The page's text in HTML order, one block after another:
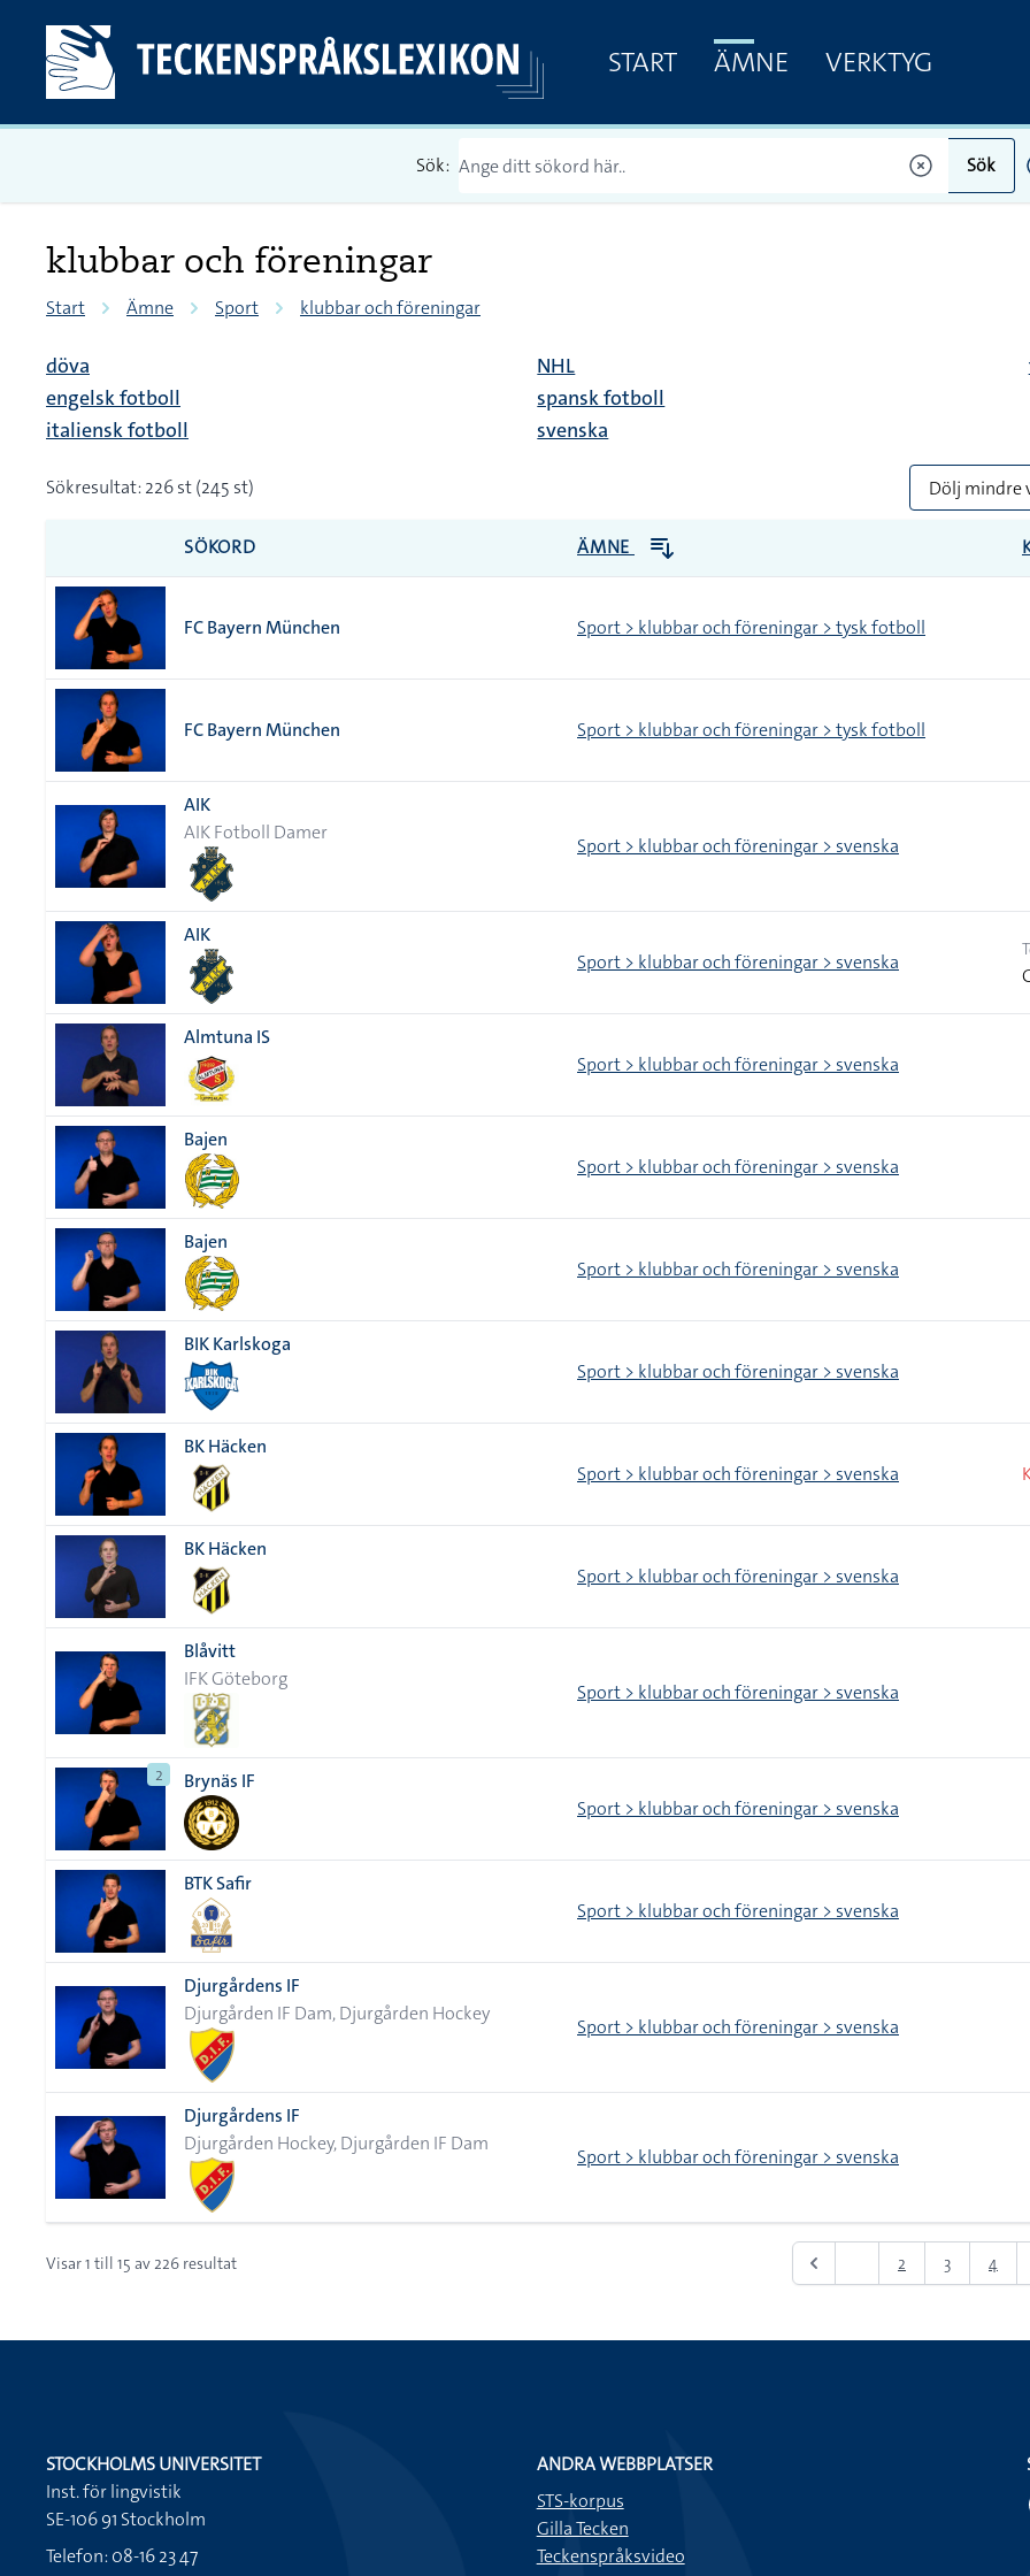
START ÄMNE VERKTYG
Sök: Sök
klubbar och föreningar
Start Ämne Sport klubbar och föreningar
döva
engelsk fotboll
italiensk fotboll
NHL
spansk fotboll
svenska
Sökresultat: 226 st (245 st) Dölj mindre
SÖKORD ÄMNE
FC Bayern München Sport > klubbar och föreningar > tysk fotboll
FC Bayern München Sport > klubbar och föreningar > tysk fotboll
AIK
AIK Fotboll Damer
Sport > klubbar och föreningar > svenska
AIK
Sport > klubbar och föreningar > svenska
Almtuna IS
Sport > klubbar och föreningar > svenska
Bajen
Sport > klubbar och föreningar > svenska
Bajen
Sport > klubbar och föreningar > svenska
BIK Karlskoga
Sport > klubbar och föreningar > svenska
BK Häcken
Sport > klubbar och föreningar > svenska
BK Häcken
Sport > klubbar och föreningar > svenska
Blåvitt
IFK Göteborg
Sport > klubbar och föreningar > svenska
2
Brynäs IF
Sport > klubbar och föreningar > svenska
BTK Safir
Sport > klubbar och föreningar > svenska
Djurgårdens IF
Djurgården IF Dam, Djurgården Hockey
Sport > klubbar och föreningar > svenska
Djurgårdens IF
Djurgården Hockey, Djurgården IF Dam
Sport > klubbar och föreningar > svenska
Visar1 till 15 av226 resultat 2 3 4
STOCKHOLMS UNIVERSITET
Inst. för lingvistik
SE-106 91 Stockholm
Telefon: 08-16 23 47
ANDRA WEBBPLATSER
STS-korpus
Gilla Tecken
Teckenspråksvideo